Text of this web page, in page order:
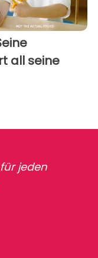
all seine
jeden